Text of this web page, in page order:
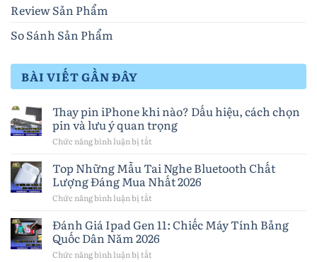
Review Sản Phẩm
So Sánh Sản Phẩm
BÀI VIẾT GẦN ĐÂY
Thay pin iPhone khi nào? Dấu hiệu, cách chọn
pin và lưu ý quan trọng
Chức năng bình luận bị tắt
pin
iPhone
khi
cách
chọn
pin
Top Những Mẫu Tai Nghe Bluetooth Chất
Lượng Đáng Mua Nhất 2026
Chức năng bình luận bị tắt
Những
Mẫu
Tai
Đánh Giá Ipad Gen 11: Chiếc Máy Tính Bảng
Quốc Dân Năm 2026
Chức năng bình luận bị tắt